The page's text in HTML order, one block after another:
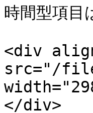
時間型項目
<div
src="/
</div>